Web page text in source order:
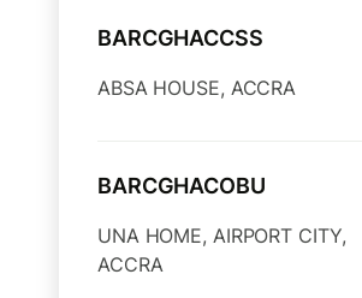
BARCGHACCSS
ABSA HOUSE, ACCRA
BARCGHACOBU
UNA HOME, AIRPORT CITY,
ACCRA